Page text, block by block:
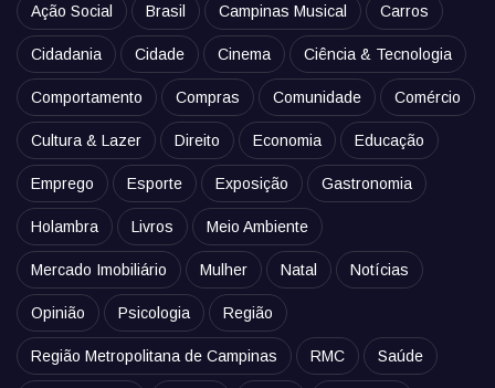
Ação Social Brasil Campinas Musical Carros
Cidadania Cidade Cinema Ciência & Tecnologia
Comportamento Compras Comunidade Comércio
Cultura & Lazer Direito Economia Educação
Emprego Esporte Exposição Gastronomia
Holambra Livros Meio Ambiente
Mercado Imobiliário Mulher Natal Notícias
Opinião Psicologia Região
Região Metropolitana de Campinas RMC Saúde